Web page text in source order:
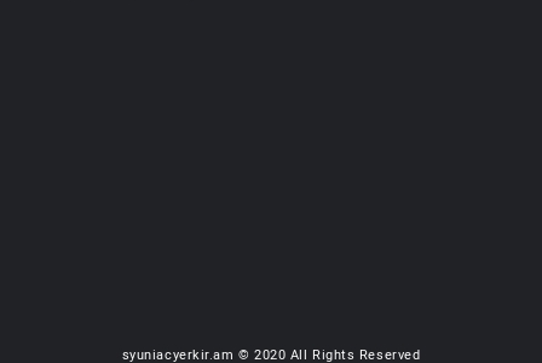
syuniacyerkir.am © 2020 All Rights Reserved